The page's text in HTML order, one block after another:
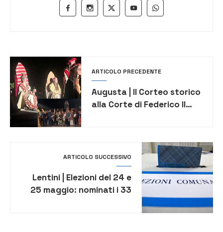
ARTICOLO PRECEDENTE
Augusta | Il Corteo storico
alla Corte di Federico II
ARTICOLO SUCCESSIVO
Lentini | Elezioni del 24 e
25 maggio: nominati i 33